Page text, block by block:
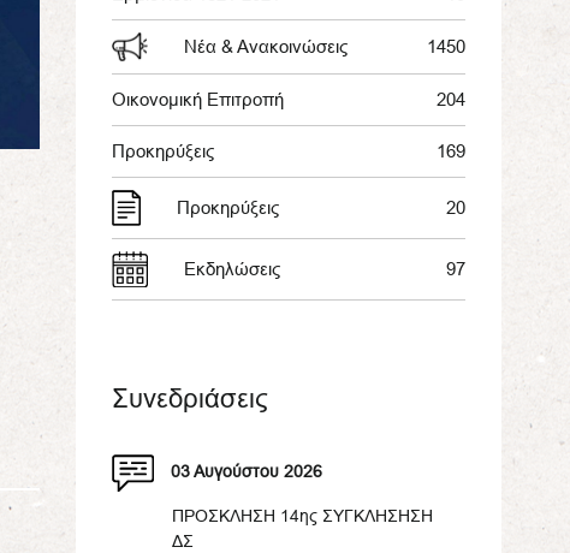
Νέα & Ανακοινώσεις 1450
Οικονομική Επιτροπή 204
Προκηρύξεις 169
Προκηρύξεις 20
Εκδηλώσεις 97
Συνεδριάσεις
03 Αυγούστου 2026
ΠΡΟΣΚΛΗΣΗ 14ης ΣΥΓΚΛΗΣΗΣΗ
ΔΣ